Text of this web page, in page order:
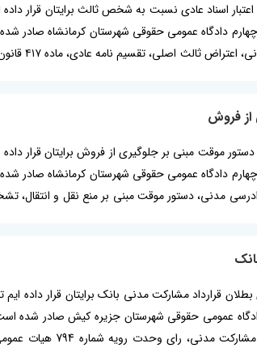
اعتبار اسناد عادی نسبت به شخص ثالث برایتان قرار
چهارم دادگاه عمومی حقوقی شهرستان کرمانشاه صادر
می باشد: اعتبار
از فروش
دستور موقت مبنی بر جلوگیری از فروش برایتان قرار
چهارم دادگاه عمومی حقوقی شهرستان کرمانشاه صادر
ماده 317 قانون آیین دادرسی مدنی، دستور موقت مبنی بر منع نقل
بطلان قرارداد مشارکت مدنی بانک برایتان قرار داده
آشنا شوید. این نمونه رای که از شعبه ۲ دادگاه عمومی حقوقی شهرستان جزیره
باشد: اعلام بطلان نرخ سود مندرج